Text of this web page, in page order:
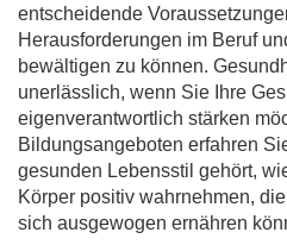
entscheidende
Herausforderungen im Beruf
bewältigen zu können.
unerlässlich, wenn Sie Ihre
eigenverantwortlich stärken
Bildungsangeboten erfahren
gesunden Lebensstil gehört,
Körper positiv wahrnehmen,
sich ausgewogen ernähren